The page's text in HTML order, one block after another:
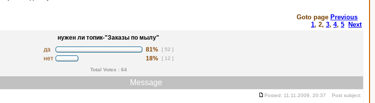
Goto page Previous
1, 2, 3, 4, 5 Next
нужен ли топик-"Заказы по мылу"
да
81% [ 52 ]
нет 18% [ 12 ]
Total Votes : 64
Message
Posted: 11.11.2009, 20:37 Post subject: